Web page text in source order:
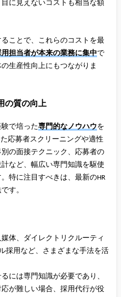
に見えないコストも相当な額
ことで、これらのコストを最
用担当者が本来の業務に集中で
生産性向上にもつながりま
の質の向上
で培った専門的なノウハウを
応募者スクリーニングや適性
の面接テクニック、応募者の
など、幅広い専門知識を駆使
特に注目すべきは、最新のHR
す。
体、ダイレクトリクルーティ
採用など、さまざまな手法を活
には専門知識が必要であり、
が難しい場合、採用代行が役